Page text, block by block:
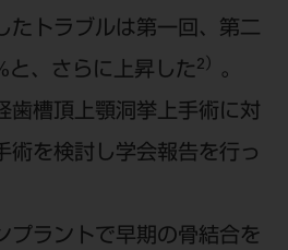
たトラブルは第一回、第二
と、さらに上昇した2）
。
歯槽頂上顎洞挙上手術に対
術を検討し学会報告を行っ
プラントで早期の骨結合を